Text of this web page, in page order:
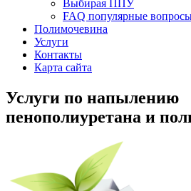
Выбирая ППУ
FAQ популярные
Полимочевина
Услуги
Контакты
Карта сайта
Услуги по напылению
пенополиуретана и